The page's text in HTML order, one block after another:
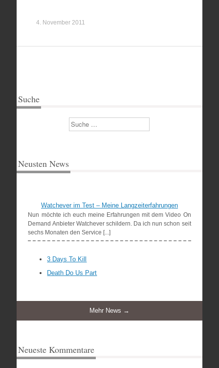
4. November 2011
Suche
Suchen
Neusten News
Watchever im Test – Meine Langzeiterfahrungen
Nun möchte ich euch meine Erfahrungen mit dem Video On
Demand Anbieter Watchever schildern. Da ich nun schon seit
sechs Monaten den Service [...]
3 Days To Kill
Death Do Us Part
Mehr News →
Neueste Kommentare